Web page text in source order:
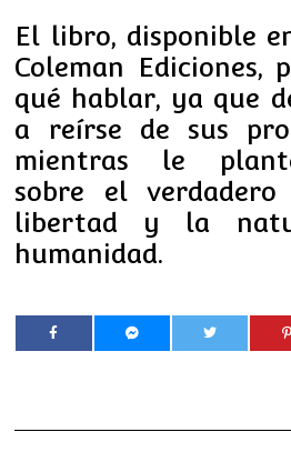
El libro, disponible
Coleman Ediciones,
qué hablar, ya que
a reírse de sus
mientras le
sobre el
libertad y la
humanidad.